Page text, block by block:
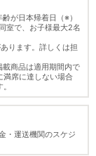
が日本帰着日（※）
室で、お子様最大2名
ります。詳しくは担
商品は適用期間内で
満席に達しない場合
・運送機関のスケジ